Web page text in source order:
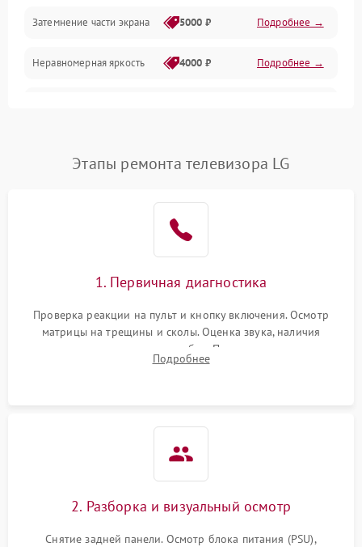
Механические повреждения
Программное обеспечение
Сеть и подключения
Затемнение части экрана 5000 ₽ Подробнее →
Неравномерная яркость 4000 ₽ Подробнее →
Этапы ремонта телевизора LG
1. Первичная диагностика
Проверка реакции на пульт и кнопку включения. Осмотр
матрицы на трещины и сколы. Оценка звука, наличия
подсветки и индикаторов ошибок. Подключение тестовых
источников сигнала для выявления симптомов поломки.
Подробнее
2. Разборка и визуальный осмотр
Снятие задней панели. Осмотр блока питания (PSU),